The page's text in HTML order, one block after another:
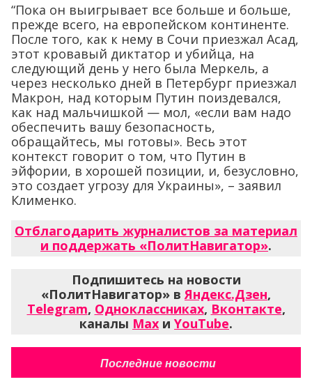
“Пока он выигрывает все больше и больше,
прежде всего, на европейском континенте.
После того, как к нему в Сочи приезжал Асад,
этот кровавый диктатор и убийца, на
следующий день у него была Меркель, а
через несколько дней в Петербург приезжал
Макрон, над которым Путин поиздевался,
как над мальчишкой — мол, «если вам надо
обеспечить вашу безопасность,
обращайтесь, мы готовы». Весь этот
контекст говорит о том, что Путин в
эйфории, в хорошей позиции, и, безусловно,
это создает угрозу для Украины», – заявил
Клименко.
Отблагодарить журналистов за материал
и поддержать «ПолитНавигатор».
Подпишитесь на новости
«ПолитНавигатор» вЯндекс.Дзен,
Telegram, Одноклассниках, Вконтакте,
каналы Max и YouTube.
Последние новости